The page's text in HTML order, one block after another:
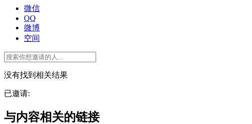
微信
QQ
微博
空间
没有找到相关结果
已邀请:
与内容相关的链接